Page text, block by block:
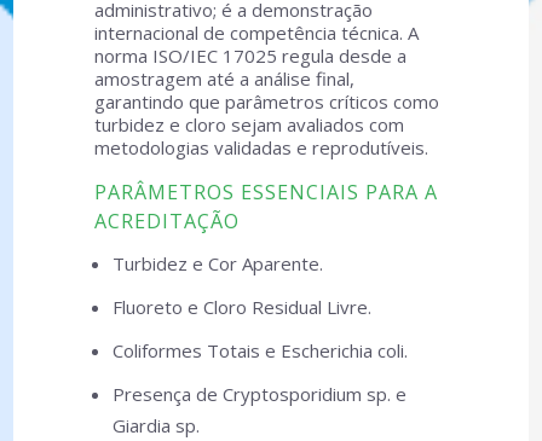
administrativo; é a demonstração
internacional de competência técnica. A
norma ISO/IEC 17025 regula desde a
amostragem até a análise final,
garantindo que parâmetros críticos como
turbidez e cloro sejam avaliados com
metodologias validadas e reprodutíveis.
PARÂMETROS ESSENCIAIS PARA A
ACREDITAÇÃO
Turbidez e Cor Aparente.
Fluoreto e Cloro Residual Livre.
Coliformes Totais e Escherichia coli.
Presença de Cryptosporidium sp. e
Giardia sp.